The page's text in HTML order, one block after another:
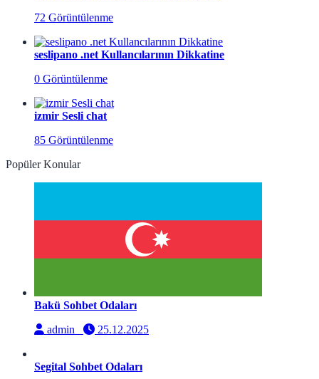
72 Görüntülenme
seslipano .net Kullancılarının Dikkatine
0 Görüntülenme
izmir Sesli chat
85 Görüntülenme
Popüler Konular
Bakü Sohbet Odaları
admin
25.12.2025
Segital Sohbet Odaları